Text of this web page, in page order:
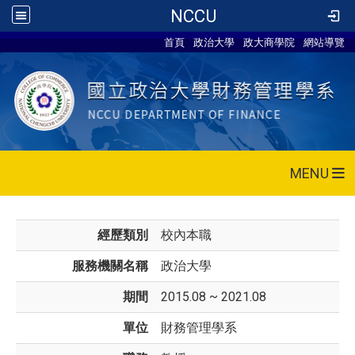
NCCU
首頁 政治大學 政大商學院 網站導覽
MENU
經歷類別 校內本職
服務機關名稱 政治大學
期間 2015.08 ~ 2021.08
單位 財務管理學系